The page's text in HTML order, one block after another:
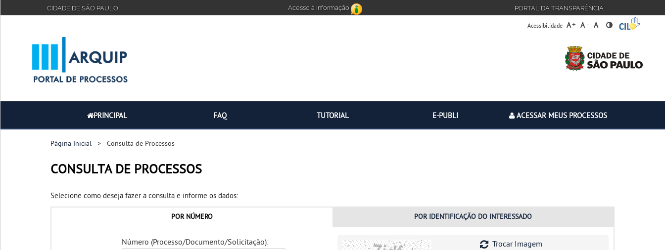
CIDADE DE SÃO PAULO Acesso à informação PORTAL DA TRANSPARÊNCIA
A+ A - A
Acessibilidade
PRINCIPAL FAQ TUTORIAL E-PUBLI ACESSAR MEUS PROCESSOS
Página Inicial > Consulta de Processos
CONSULTA DE PROCESSOS
Selecione como deseja fazer a consulta e informe os dados:
POR NÚMERO POR IDENTIFICAÇÃO DO INTERESSADO
Número (Processo/Documento/Solicitação):
Trocar Imagem